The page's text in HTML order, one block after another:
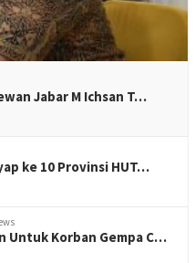
Jabar M Ichsan T…
ke 10 Provinsi HUT…
Untuk Korban Gempa C…